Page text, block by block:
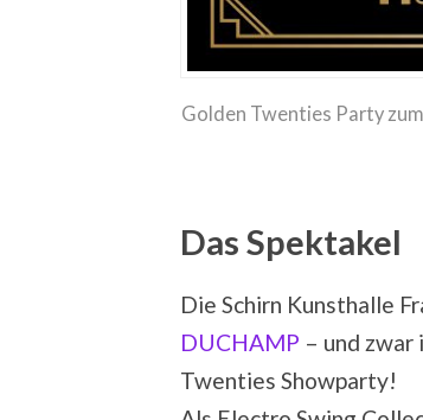
Golden Twenties Party
Das Spektakel
Die Schirn Kunsthalle
DUCHAMP – und zwar
Twenties Showparty!